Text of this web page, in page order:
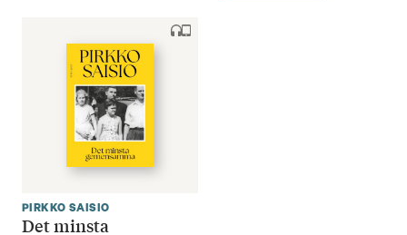
PIRKKO SAISIO
Det minsta